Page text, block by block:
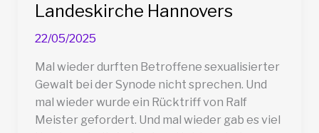
Landeskirche Hannovers
22/05/2025
Mal wieder durften Betroffene sexualisierter
Gewalt bei der Synode nicht sprechen. Und
mal wieder wurde ein Rücktriff von Ralf
Meister gefordert. Und mal wieder gab es viel